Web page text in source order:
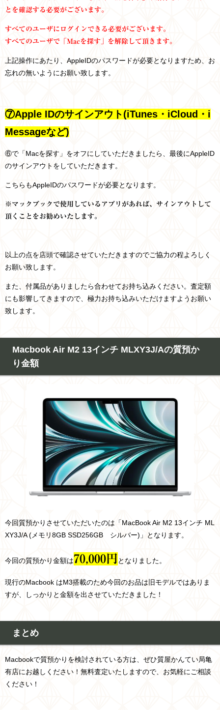
とを確認する必要がございます。
すべてのユーザにログインできる必要がございます。
すべてのユーザで「Macを探す」を解除して頂きます。
上記操作にあたり、AppleIDのパスワードが必要となりますため、お
忘れの無いようにお願い致します。
⑦Apple IDのサインアウト(iTunes・iCloud・i
Messageなど)
⑥で「Macを探す」をオフにしていただきましたら、最後にAppleID
のサインアウトをしていただきます。
こちらもAppleIDのパスワードが必要となります。
※マックブックで使用しているアプリがあれば、サインアウトして
頂くことをお勧めいたします。
以上の点を店頭で確認させていただきますのでご協力の程よろしく
お願い致します。
また、付属品がありましたら合わせてお持ち込みください。査定額
にも影響してきますので、極力お持ち込みいただけますようお願い
致します。
Macbook Air M2 13インチ MLXY3J/Aの質預か
り金額
今回質預かりさせていただいたのは「MacBook Air M2 13インチ ML
XY3J/A (メモリ8GB SSD256GB シルバー)」
となります。
今回の質預かり金額は70,000円 となりました。
現行のMacbook はM3搭載のため今回のお品は 旧モデルではありま
すが、しっかりと金額を出させていただきました！
まとめ
Macbookで質預かりを検討されている方は、ぜひ質屋かんてい局亀
有店にお越しください！無料査定いたしますので、お気軽にご相談
ください！